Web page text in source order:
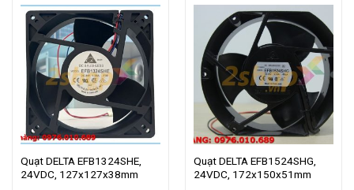
Quạt DELTA EFB1324SHE,
24VDC, 127x127x38mm
Quạt DELTA EFB1524SHG,
24VDC, 172x150x51mm